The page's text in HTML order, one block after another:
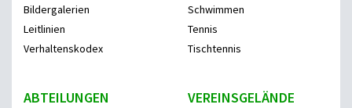
Bildergalerien
Leitlinien
Verhaltenskodex
Schwimmen
Tennis
Tischtennis
ABTEILUNGEN VEREINSGELÄNDE